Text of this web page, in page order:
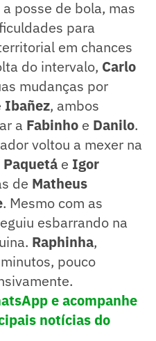
posse de bola, mas
para
em chances
do intervalo, Carlo
mudanças por
Ibañez, ambos
a Fabinho e Danilo.
voltou a mexer na
Paquetá e Igor
de Matheus
. Mesmo com as
esbarrando na
Raphinha,
pouco
e acompanhe
notícias do